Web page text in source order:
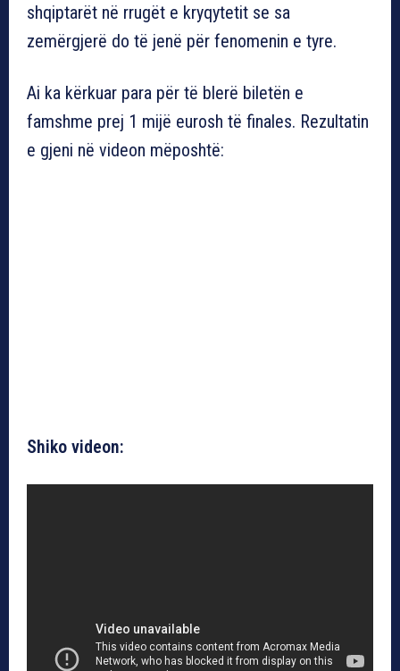
shqiptarët në rrugët e kryqytetit se sa
zemërgjerë do të jenë për fenomenin e tyre.
Ai ka kërkuar para për të blerë biletën e
famshme prej 1 mijë eurosh të finales. Rezultatin
e gjeni në videon mëposhtë:
Shiko videon: